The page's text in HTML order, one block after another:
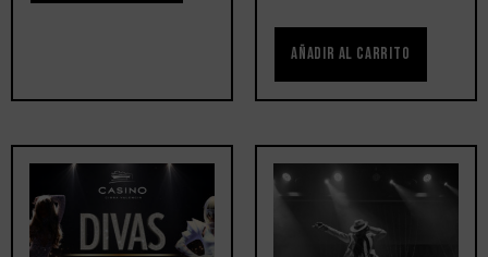
Añadir al carrito